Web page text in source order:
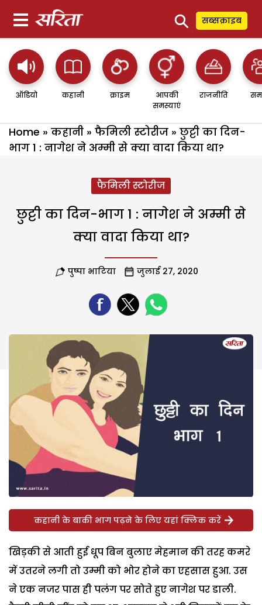
⚲ सब्सक्राइब
ऑडियो कहानी क्राइम
आपकी
समस्याएं
राजनीति
Home » कहानी » फैमिली स्टोरीज » छुट्टी का दिन-
भाग 1 : नागेश ने अम्मी से क्या वादा किया था?
फैमिली स्टोरीज
छुट्टी का दिन-भाग 1 : नागेश ने अम्मी से
क्या वादा किया था?
पुष्पा भाटिया जुलाई 27, 2020
कहानी के बाकी भाग पढ़ने के लिए यहां क्लिक करें
खिड़की से आती हुई धूप बिन बुलाए मेहमान की तरह कमरे
में उतरने लगी तो उम्मी को भोर होने का एहसास हुआ. उस
ने एक नजर पास ही पलंग पर सोते हुए नागेश पर डाली.